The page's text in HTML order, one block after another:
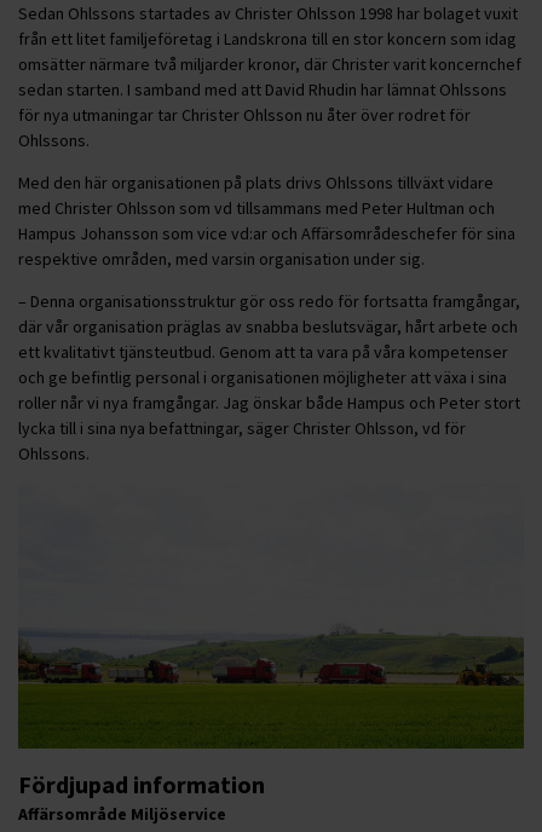
Sedan Ohlssons startades av Christer Ohlsson 1998 har bolaget vuxit
från ett litet familjeföretag i Landskrona till en stor koncern som idag
omsätter närmare två miljarder kronor, där Christer varit koncernchef
sedan starten. I samband med att David Rhudin har lämnat Ohlssons
för nya utmaningar tar Christer Ohlsson nu åter över rodret för
Ohlssons.
Med den här organisationen på plats drivs Ohlssons tillväxt vidare
med Christer Ohlsson som vd tillsammans med Peter Hultman och
Hampus Johansson som vice vd:ar och Affärsområdeschefer för sina
respektive områden, med varsin organisation under sig.
– Denna organisationsstruktur gör oss redo för fortsatta framgångar,
där vår organisation präglas av snabba beslutsvägar, hårt arbete och
ett kvalitativt tjänsteutbud. Genom att ta vara på våra kompetenser
och ge befintlig personal i organisationen möjligheter att växa i sina
roller når vi nya framgångar. Jag önskar både Hampus och Peter stort
lycka till i sina nya befattningar, säger Christer Ohlsson, vd för
Ohlssons.
Fördjupad information
Affärsområde Miljöservice